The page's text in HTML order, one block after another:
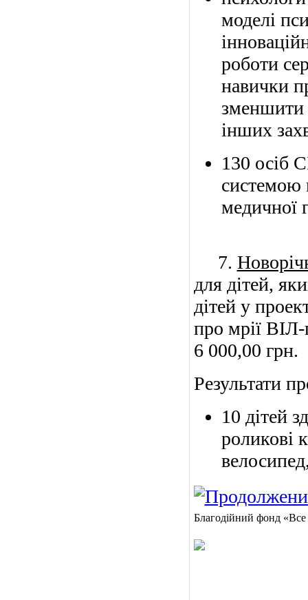
моделі
роботи
навички
зменшити
інших
130 осіб
системою
медичної
7.
для дітей,
дітей у
про мрії
6 000,00 грн.
Результати
10 дітей
роликові
Благодійний фонд